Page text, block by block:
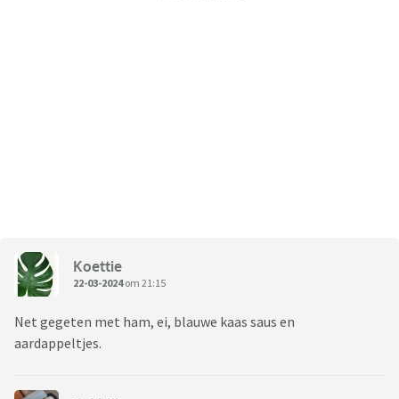
Koettie
22-03-2024om 21:15
Net gegeten met ham, ei, blauwe kaas saus en
aardappeltjes.